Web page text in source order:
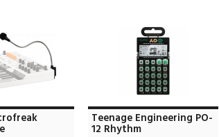
Teenage Engineering PO-
12 Rhythm